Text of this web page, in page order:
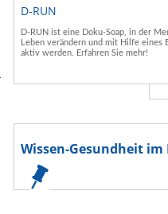
D-RUN
D-RUN ist eine Doku-Soap, in der
Leben verändern und mit Hilfe eines
aktiv werden. Erfahren Sie mehr!
Wissen-Gesundheit im